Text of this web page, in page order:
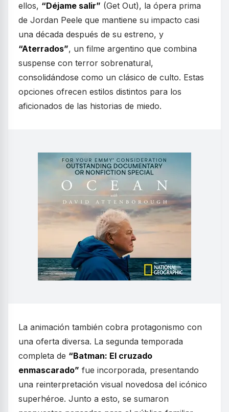
ellos, “Déjame salir” (Get Out), la ópera prima
de Jordan Peele que mantiene su impacto casi
una década después de su estreno, y
“Aterrados”, un filme argentino que combina
suspense con terror sobrenatural,
consolidándose como un clásico de culto. Estas
opciones ofrecen estilos distintos para los
aficionados de las historias de miedo.
La animación también cobra protagonismo con
una oferta diversa. La segunda temporada
completa de “Batman: El cruzado
enmascarado” fue incorporada, presentando
una reinterpretación visual novedosa del icónico
superhéroe. Junto a esto, se sumaron